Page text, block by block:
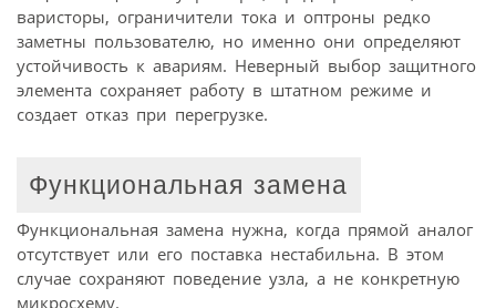
варисторы, ограничители тока и оптроны редко
заметны пользователю, но именно они определяют
устойчивость к авариям. Неверный выбор защитного
элемента сохраняет работу в штатном режиме и
создает отказ при перегрузке.
Функциональная замена
Функциональная замена нужна, когда прямой аналог
отсутствует или его поставка нестабильна. В этом
случае сохраняют поведение узла, а не конкретную
микросхему.